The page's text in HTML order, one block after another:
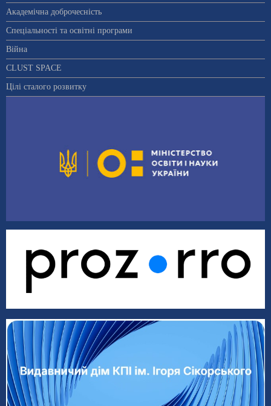
Академічна доброчесність
Спеціальності та освітні програми
Війна
CLUST SPACE
Цілі сталого розвитку